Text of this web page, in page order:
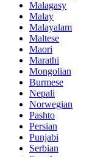
Malagasy
Malay
Malayalam
Maltese
Maori
Marathi
Mongolian
Burmese
Nepali
Norwegian
Pashto
Persian
Punjabi
Serbian